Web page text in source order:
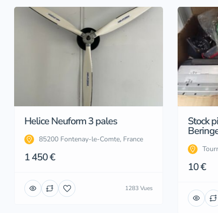
Helice Neuform 3 pales
85200 Fontenay-le-Comte, France
1 450 €
1283 Vues
Stock
10 €